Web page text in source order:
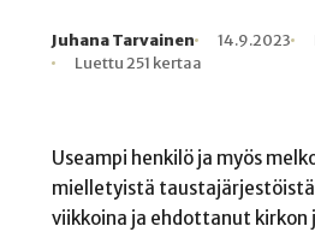
Kirjoittaja
Juhana Tarvainen
Julkaistu
14.9.2023
Lukuaika
Lukukertoja
Luettu 251 kertaa
Useampi henkilö ja myös
mielletyistä
viikkoina ja ehdottanut kirkon